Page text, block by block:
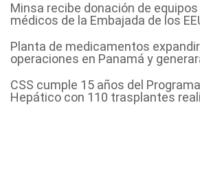
Minsa recibe donación de
médicos de la Embajada de los
Planta de medicamentos
operaciones en Panamá y
CSS cumple 15 años del
Hepático con 110 trasplantes